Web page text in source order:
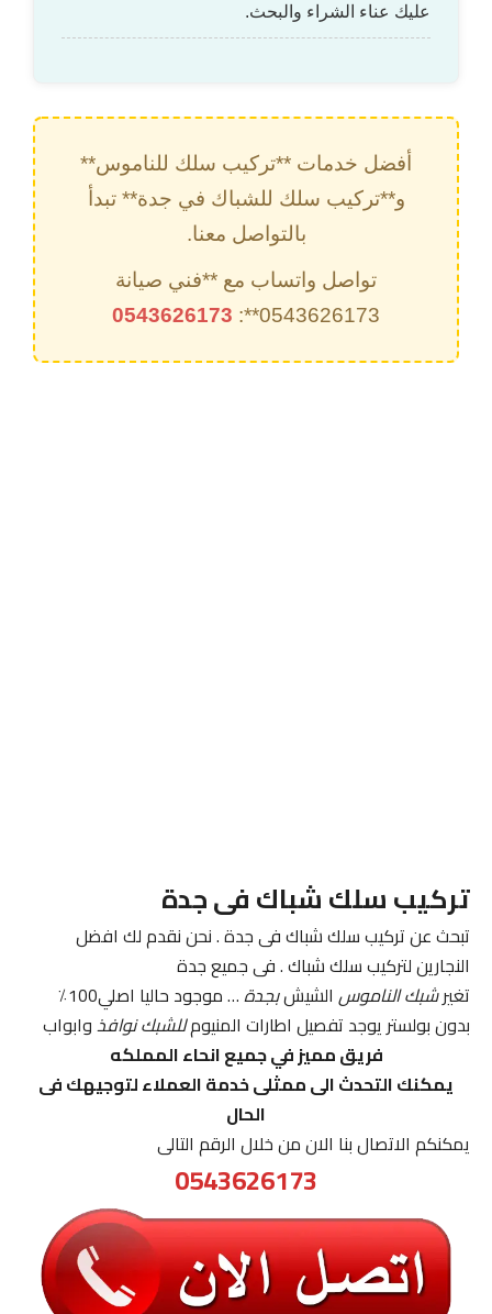
عليك عناء الشراء والبحث.
أفضل خدمات **تركيب سلك للناموس**
و**تركيب سلك للشباك في جدة** تبدأ
بالتواصل معنا.
تواصل واتساب مع **فني صيانة
0543626173**:
تركيب سلك شباك فى جدة
تبحث عن تركيب سلك شباك فى جدة . نحن نقدم لك افضل
النجارين لتركيب سلك شباك . فى جميع جدة
تغيرشبك الناموس الشيشبجدة
… موجود حاليا اصلي100٪
بدون بولستر يوجد تفصيل اطارات المنيومللشبك نوافذوابواب
فريق مميز في جميع انحاء المملكه
يمكنك التحدث الى ممثلى خدمة العملاء لتوجيهك فى
الحال
يمكنكم الاتصال بنا الان من خلال الرقم التالى
0543626173